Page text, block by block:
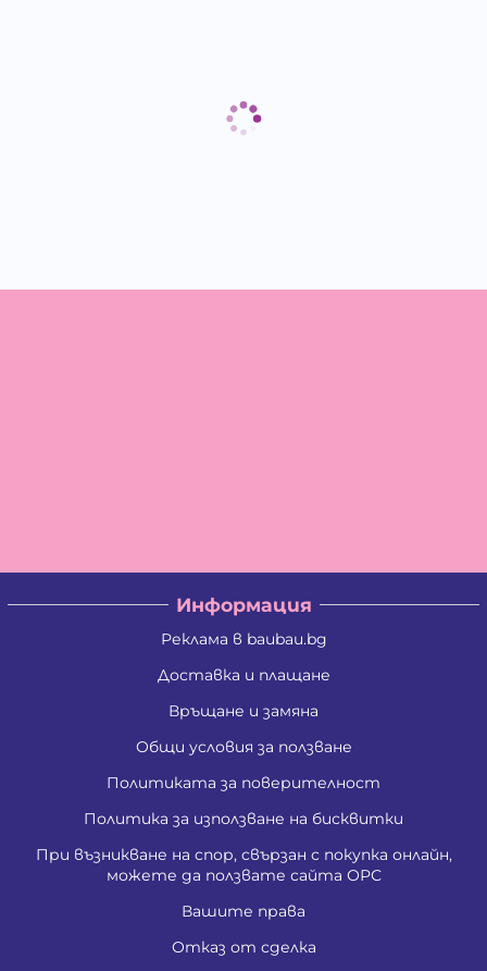
Информация
Реклама в baubau.bg
Доставка и плащане
Връщане и замяна
Общи условия за ползване
Политиката за поверителност
Политика за използване на бисквитки
При възникване на спор, свързан с покупка онлайн,
можете да ползвате сайта ОРС
Вашите права
Отказ от сделка